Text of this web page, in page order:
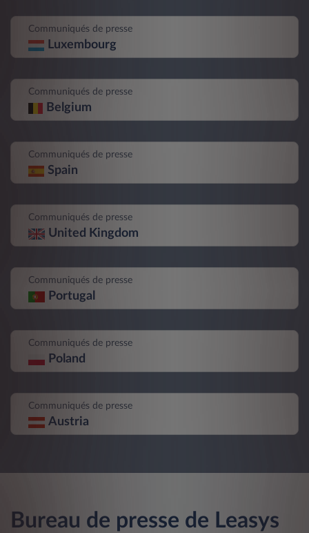
Communiqués de presse
Luxembourg
Communiqués de presse
Belgium
Communiqués de presse
Spain
Communiqués de presse
United Kingdom
Communiqués de presse
Portugal
Communiqués de presse
Poland
Communiqués de presse
Austria
Bureau de presse de Leasys